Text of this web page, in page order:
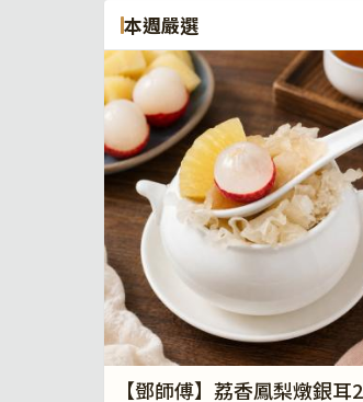
本週嚴選
【鄧師傅】荔香鳳梨燉銀耳